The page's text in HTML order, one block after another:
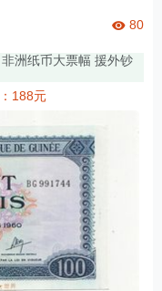
80
洲纸币大票幅 援外钞
188元